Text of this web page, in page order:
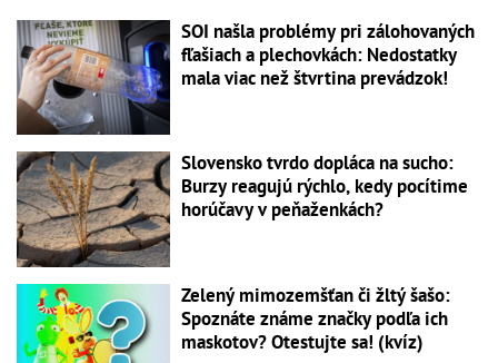
SOI našla problémy pri zálohovaných
fľašiach a plechovkách: Nedostatky
mala viac než štvrtina prevádzok!
Slovensko tvrdo dopláca na sucho:
Burzy reagujú rýchlo, kedy pocítime
horúčavy v peňaženkách?
Zelený mimozemšťan či žltý šašo:
Spoznáte známe značky podľa ich
maskotov? Otestujte sa! (kvíz)